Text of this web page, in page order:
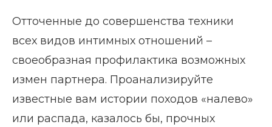
Отточенные до совершенства техники
всех видов интимных отношений –
своеобразная профилактика возможных
измен партнера. Проанализируйте
известные вам истории походов «налево»
или распада, казалось бы, прочных